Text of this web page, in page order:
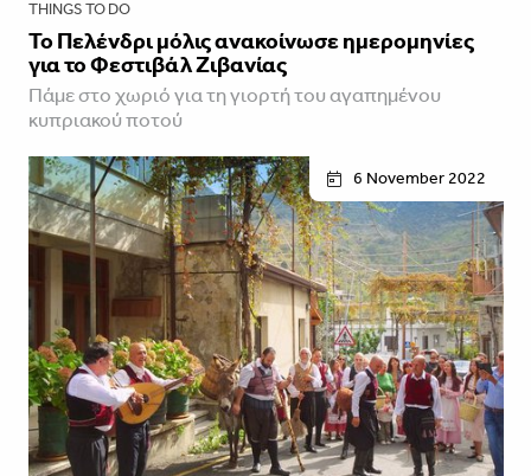
THINGS TO DO
To Πελένδρι μόλις ανακοίνωσε ημερομηνίες
για το Φεστιβάλ Ζιβανίας
Πάμε στο χωριό για τη γιορτή του αγαπημένου
κυπριακού ποτού
6 November 2022